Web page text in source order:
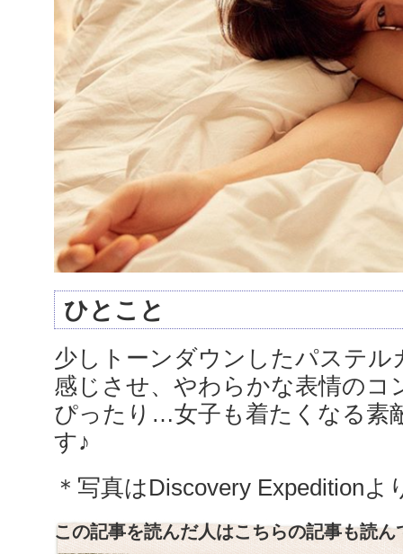
ひとこと
少しトーンダウンしたパステル
感じさせ、やわらかな表情のコ
ぴったり…女子も着たくなる素
す♪
＊写真はDiscovery Expedition
この記事を読んだ人はこちらの記事も読ん